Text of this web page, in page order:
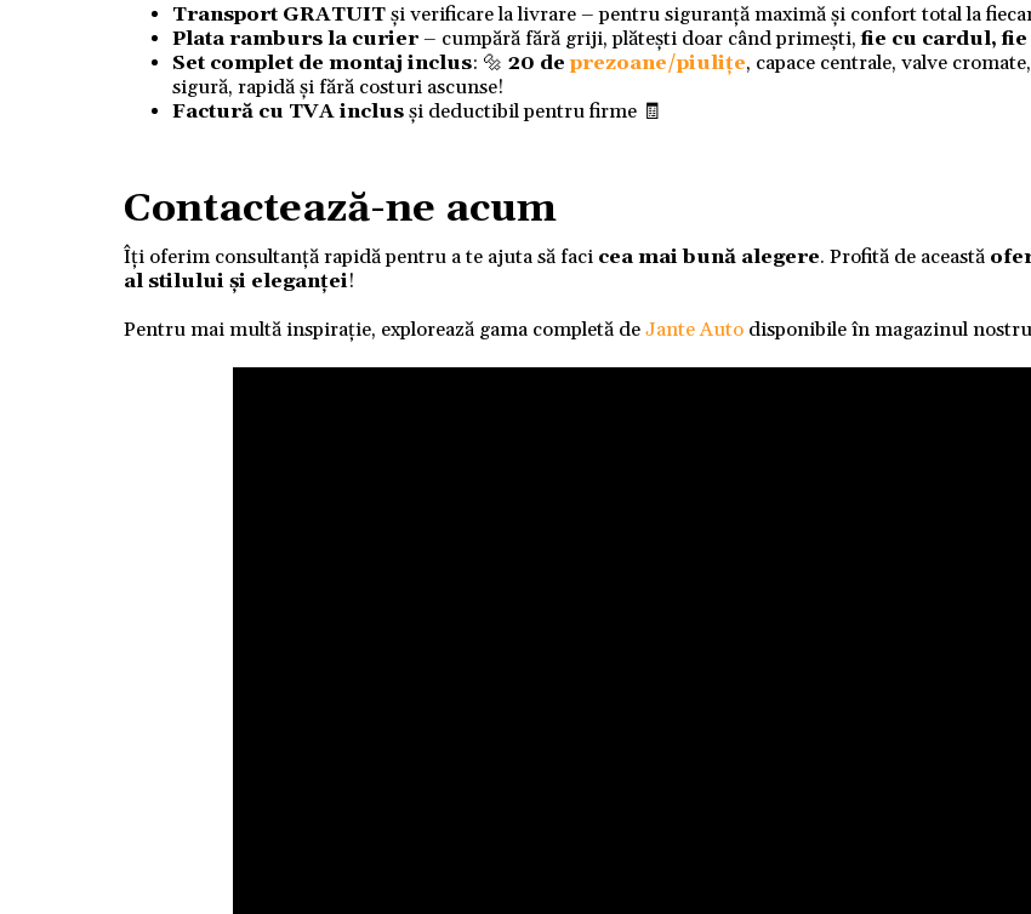
Transport GRATUITși verificare la livrare – pentru siguranță maximă și confort total la
Plata ramburs la curier– cumpără fără griji, plătești doar când primești,fie cu cardul,
Set complet de montaj inclus: 🔩 20 deprezoane/piulițe, capace centrale, valve
sigură, rapidă și fără costuri ascunse!
Factură cu TVA inclusși deductibil pentru firme 🧾
Contactează-ne acum
Îți oferim consultanță rapidă pentru a te ajuta să faci cea mai bună alegere. Profită de această
al stilului și eleganței!
Pentru mai multă inspirație, explorează gama completă deJante Auto disponibile în magazinul